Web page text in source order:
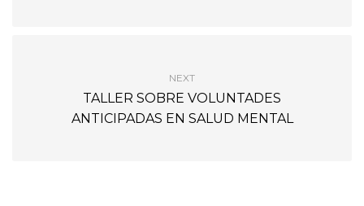
NEXT
TALLER SOBRE VOLUNTADES
ANTICIPADAS EN SALUD MENTAL